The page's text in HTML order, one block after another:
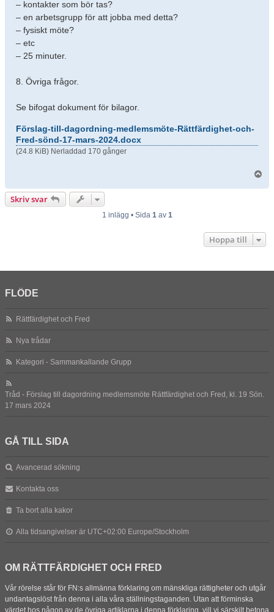
– kontakter som bör tas?
– en arbetsgrupp för att jobba med detta?
– fysiskt möte?
– etc
– 25 minuter.
8. Övriga frågor.
Se bifogat dokument för bilagor.
Förslag-till-dagordning-medlemsmöte-Rättfärdighet-och-
Fred-sönd-17-mars-2024.docx
(24.8 KiB) Nerladdad 170 gånger
Skriv svar
1 inlägg • Sida 1av 1
Hoppa till
FLÖDE
Rättfärdighet och Fred
Nya trådar
Kategori - Sammankallande Grupp
Tråd - Förslag till dagordning medlemsmöte Rättfärdighet och Fred, kl. 19 Sön.
17 mars 2024
GÅ TILL SIDA
Avancerad sökning
Kontakta oss
Ta bort alla kakor
Alla tidsangivelser är UTC+02:00 Europe/Stockholm
OM RÄTTFÄRDIGHET OCH FRED
Vår rörelse står för FN:s allmänna förklaring om mänskliga rättigheter och utgår
undantagslöst från denna i alla våra ställningstaganden. Utan att förminska
värdet hos någon av de övriga artiklarna i denna förklaring, vill vi särskilt betona